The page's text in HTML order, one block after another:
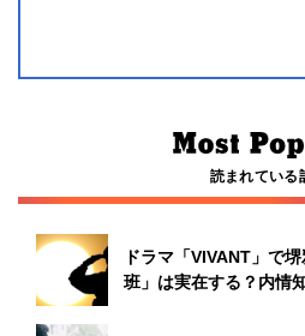
読まれている
ドラマ「VIVANT」で
班」は実在する？内情